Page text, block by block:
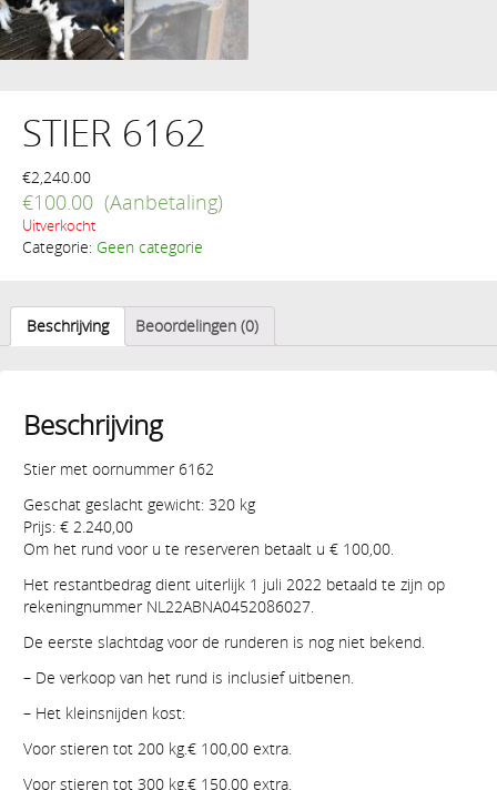
STIER 6162
€2,240.00
€100.00
Uitverkocht
Categorie: Geen categorie
Beschrijving Beoordelingen (0)
Beschrijving
Stier met oornummer 6162
Geschat geslacht gewicht: 320 kg
Prijs: € 2.240,00
Om het rund voor u te reserveren betaalt u € 100,00.
Het restantbedrag dient uiterlijk 1 juli 2022 betaald te zijn op
rekeningnummer NL22ABNA0452086027.
De eerste slachtdag voor de runderen is nog niet bekend.
– De verkoop van het rund is inclusief uitbenen.
– Het kleinsnijden kost:
Voor stieren tot 200 kg.€ 100,00 extra.
Voor stieren tot 300 kg.€ 150,00 extra.